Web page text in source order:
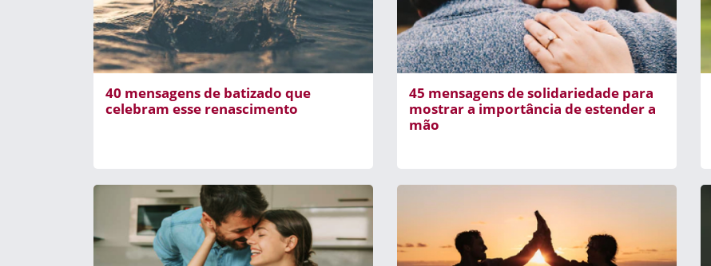
40 mensagens de batizado que
celebram esse renascimento
45 mensagens de solidariedade para
mostrar a importância de estender a
mão